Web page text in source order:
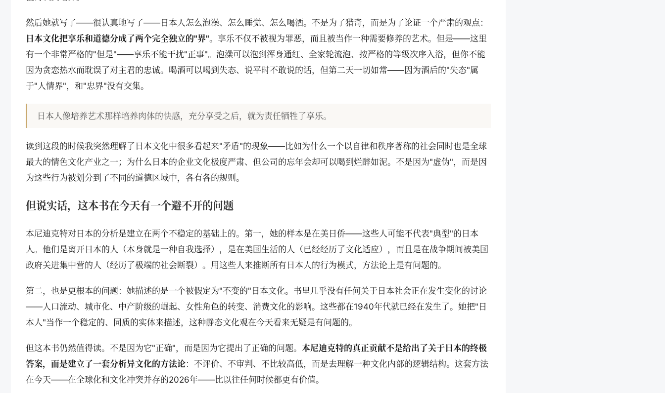
然后她就写了——很认真地写了——日本人怎么泡澡、怎么睡觉、怎么喝酒。不是为了猎奇，而是为了论证一个严肃的观点：
日本文化把享乐和道德分成了两个完全独立的"界"。享乐不仅不被视为罪恶，而且被当作一种需要修养的艺术。但是——这里
有一个非常严格的"但是"——享乐不能干扰"正事"。泡澡可以泡到浑身通红、全家轮流泡、按严格的等级次序入浴，但你不能
因为贪恋热水而耽误了对主君的忠诚。喝酒可以喝到失态、说平时不敢说的话，但第二天一切如常——因为酒后的"失态"属
于"人情界"，和"忠界"没有交集。
日本人像培养艺术那样培养肉体的快感，充分享受之后，就为责任牺牲了享乐。
读到这段的时候我突然理解了日本文化中很多看起来"矛盾"的现象——比如为什么一个以自律和秩序著称的社会同时也是全球
最大的情色文化产业之一；为什么日本的企业文化极度严肃、但公司的忘年会却可以喝到烂醉如泥。不是因为"虚伪"，而是因
为这些行为被划分到了不同的道德区域中，各有各的规则。
但说实话，这本书在今天有一个避不开的问题
本尼迪克特对日本的分析是建立在两个不稳定的基础上的。第一，她的样本是在美日侨——这些人可能不代表"典型"的日本
人。他们是离开日本的人（本身就是一种自我选择），是在美国生活的人（已经经历了文化适应），而且是在战争期间被美国
政府关进集中营的人（经历了极端的社会断裂）。用这些人来推断所有日本人的行为模式，方法论上是有问题的。
第二，也是更根本的问题：她描述的是一个被假定为"不变的"日本文化。书里几乎没有任何关于日本社会正在发生变化的讨论
——人口流动、城市化、中产阶级的崛起、女性角色的转变、消费文化的影响。这些都在1940年代就已经在发生了。她把"日
本人"当作一个稳定的、同质的实体来描述，这种静态文化观在今天看来无疑是有问题的。
但这本书仍然值得读。不是因为它"正确"，而是因为它提出了正确的问题。 本尼迪克特的真正贡献不是给出了关于日本的终极
答案，而是建立了一套分析异文化的方法论：不评价、不审判、不比较高低，而是去理解一种文化内部的逻辑结构。这套方法
在今天——在全球化和文化冲突并存的2026年——比以往任何时候都更有价值。